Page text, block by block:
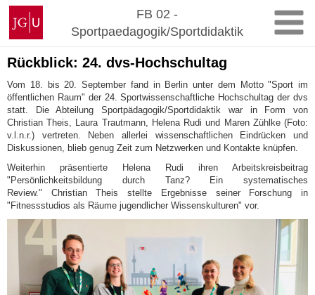
Zum
Inhalt
springen
Johannes
Gutenberg-
Universität
Mainz
FB 02 -
Sportpaedagogik/Sportdidaktik
Rückblick: 24. dvs-Hochschultag
Vom 18. bis 20. September fand in Berlin unter dem Motto "Sport im
öffentlichen Raum" der 24. Sportwissenschaftliche Hochschultag der dvs
statt. Die Abteilung Sportpädagogik/Sportdidaktik war in Form von
Christian Theis, Laura Trautmann, Helena Rudi und Maren Zühlke (Foto:
v.l.n.r.) vertreten. Neben allerlei wissenschaftlichen Eindrücken und
Diskussionen, blieb genug Zeit zum Netzwerken und Kontakte knüpfen.
Weiterhin präsentierte Helena Rudi ihren Arbeitskreisbeitrag
"Persönlichkeitsbildung durch Tanz? Ein systematisches
Review." Christian Theis stellte Ergebnisse seiner Forschung in
"Fitnessstudios als Räume jugendlicher Wissenskulturen" vor.